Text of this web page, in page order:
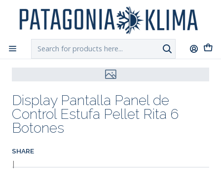
Chilexpress
Home Repuestos Estufa Pellet
Display Pantalla Panel de Control Estufa Pellet Rita 6
Botones
Display Pantalla Panel de
Control Estufa Pellet Rita 6
Botones
SHARE
|